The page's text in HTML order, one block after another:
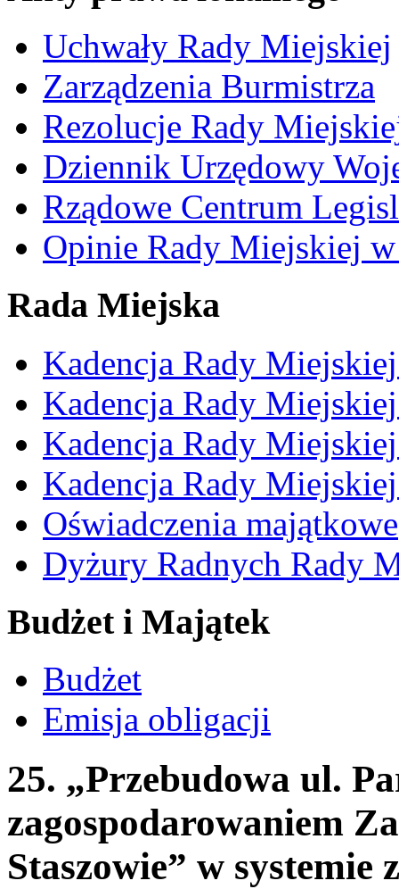
Uchwały Rady Miejskiej
Zarządzenia Burmistrza
Rezolucje Rady
Dziennik Urzędowy
Rządowe Centrum
Opinie Rady Miejskiej w
Rada Miejska
Kadencja Rady
Kadencja Rady
Kadencja Rady
Kadencja Rady
Oświadczenia majątkowe
Dyżury Radnych Rady
Budżet i Majątek
Budżet
Emisja obligacji
25. „Przebudowa ul.
zagospodarowaniem
Staszowie” w